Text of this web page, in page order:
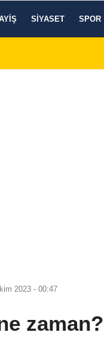
SIYASET SPOR
kabulüne başlıyor
2023 - 00:47